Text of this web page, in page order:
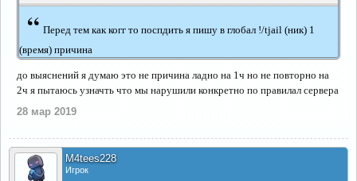
“ Перед тем как когг то поспдить я пишу в глобал !/tjail (ник) 1
(время) причина
до выяснений я думаю это не причина ладно на 1ч но не повторно на
2ч я пытаюсь узначть что мы нарушили конкретно по правилал сервера
28 мар 2019
M4tees228
Игрок